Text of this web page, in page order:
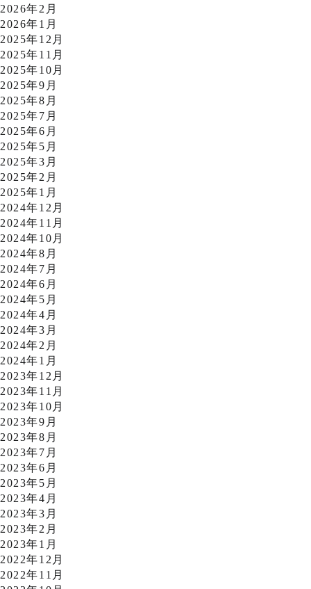
2026年2月
2026年1月
2025年12月
2025年11月
2025年10月
2025年9月
2025年8月
2025年7月
2025年6月
2025年5月
2025年3月
2025年2月
2025年1月
2024年12月
2024年11月
2024年10月
2024年8月
2024年7月
2024年6月
2024年5月
2024年4月
2024年3月
2024年2月
2024年1月
2023年12月
2023年11月
2023年10月
2023年9月
2023年8月
2023年7月
2023年6月
2023年5月
2023年4月
2023年3月
2023年2月
2023年1月
2022年12月
2022年11月